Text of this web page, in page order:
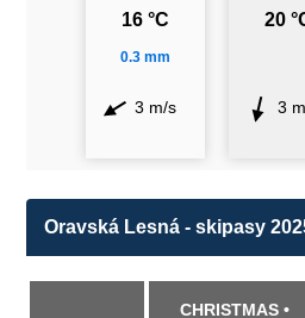
16 °C
0.3 mm
3 m/s
20
3
Oravská Lesná - skipasy
CHRISTMAS •